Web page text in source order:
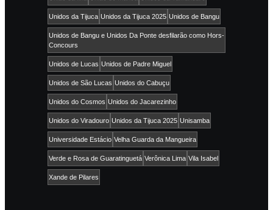
Unidos da Tijuca Unidos da Tijuca 2025 Unidos de Bangu
Unidos de Bangu e Unidos Da Ponte desfilarão como Hors-
Concours
Unidos de Lucas Unidos de Padre Miguel
Unidos de São Lucas Unidos do Cabuçu
Unidos do Cosmos Unidos do Jacarezinho
Unidos do Viradouro Unidos da Tijuca 2025 Unisamba
Universidade Estácio Velha Guarda da Mangueira
Verde e Rosa de Guaratinguetá Verônica Lima Vila Isabel
Xande de Pilares